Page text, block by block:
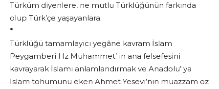
Türküm diyenlere, ne mutlu Türklüğünün farkında
olup Türk’çe yaşayanlara.
*
Türklüğü tamamlayıcı yegâne kavram İslam
Peygamberi Hz Muhammet’ in ana felsefesini
kavrayarak İslamı anlamlandırmak ve Anadolu’ ya
İslam tohumunu eken Ahmet Yesevi’nin muazzam öz